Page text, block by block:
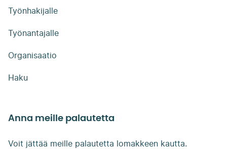
Työnhakijalle
Työnantajalle
Organisaatio
Haku
Anna meille palautetta
Voit jättää meille palautetta lomakkeen kautta.